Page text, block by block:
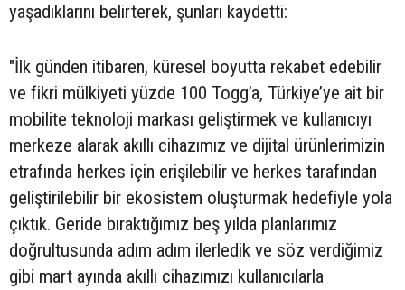
yaşadıklarını belirterek, şunları kaydetti:
"İlk günden itibaren, küresel boyutta rekabet edebilir
ve fikri mülkiyeti yüzde 100 Togg’a, Türkiye’ye ait bir
mobilite teknoloji markası geliştirmek ve kullanıcıyı
merkeze alarak akıllı cihazımız ve dijital ürünlerimizin
etrafında herkes için erişilebilir ve herkes tarafından
geliştirilebilir bir ekosistem oluşturmak hedefiyle yola
çıktık. Geride bıraktığımız beş yılda planlarımız
doğrultusunda adım adım ilerledik ve söz verdiğimiz
gibi mart ayında akıllı cihazımızı kullanıcılarla